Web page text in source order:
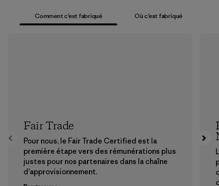
Comment c’est fabriqué Où c’est fabriqué
Fair Trade
Pour nous, le Fair Trade Certified est la
première étape vers des rémunérations plus
justes pour nos partenaires dans la chaîne
d'approvisionnement.